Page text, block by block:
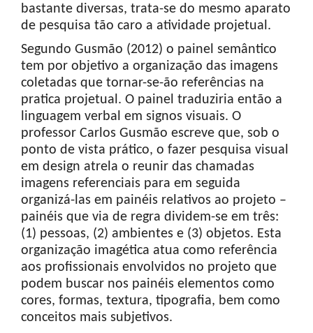
bastante diversas, trata-se do mesmo aparato
de pesquisa tão caro a atividade projetual.
Segundo Gusmão (2012) o painel semântico
tem por objetivo a organização das imagens
coletadas que tornar-se-ão referências na
pratica projetual. O painel traduziria então a
linguagem verbal em signos visuais. O
professor Carlos Gusmão escreve que, sob o
ponto de vista prático, o fazer pesquisa visual
em design atrela o reunir das chamadas
imagens referenciais para em seguida
organizá-las em painéis relativos ao projeto –
painéis que via de regra dividem-se em três:
(1) pessoas, (2) ambientes e (3) objetos. Esta
organização imagética atua como referência
aos profissionais envolvidos no projeto que
podem buscar nos painéis elementos como
cores, formas, textura, tipografia, bem como
conceitos mais subjetivos.